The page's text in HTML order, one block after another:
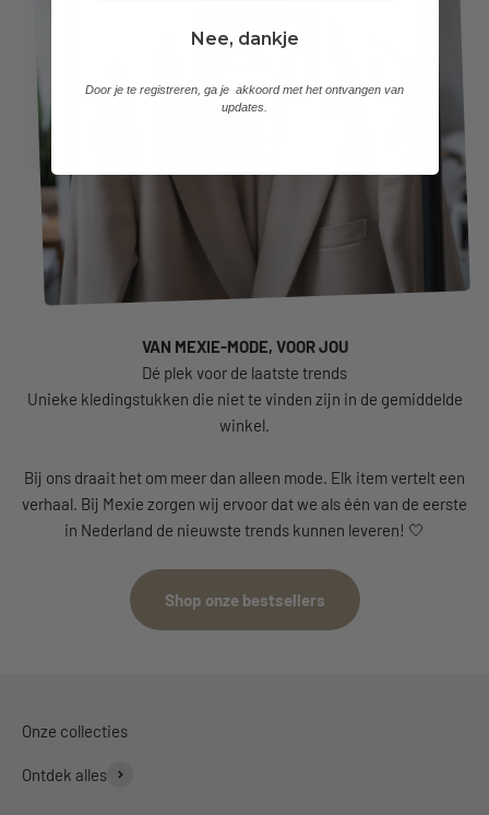
VAN MEXIE-MODE, VOOR JOU
Unieke kledingstukken die niet te vinden zijn in de gemiddelde
winkel.
Bij ons draait het om meer dan alleen mode. Elk item vertelt een
verhaal. Bij Mexie zorgen wij ervoor dat we als één van de eerste
in Nederland de nieuwste trends kunnen leveren! 🤍
Shop onze bestsellers
Ontdek alles
Nee, dankje
Door je te registreren, ga je akkoord met het ontvangen van
updates.